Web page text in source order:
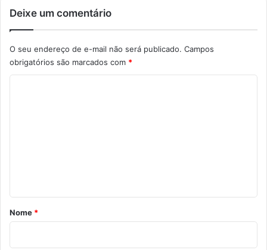
Deixe um comentário
O seu endereço de e-mail não será publicado. Campos
obrigatórios são marcados com *
r
i
o
Nome *